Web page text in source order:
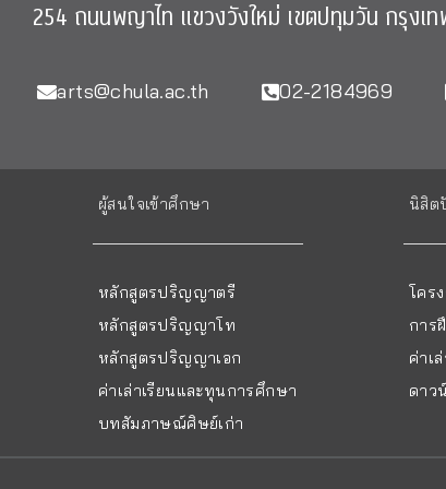
254 ถนนพญาไท แขวงวังใหม่ เขตปทุมวัน กรุงเท
arts@chula.ac.th 02-2184969
ผู้สนใจเข้าศึกษา
หลักสูตรปริญญาตรี
หลักสูตรปริญญาโท
หลักสูตรปริญญาเอก
ค่าเล่าเรียนและทุนการศึกษา
บทสัมภาษณ์ศิษย์เก่า
นิสิต
โคร
การ
ค่าเ
ดาว